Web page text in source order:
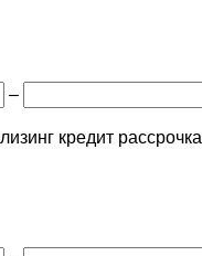
–
лизинг кредит рассрочка